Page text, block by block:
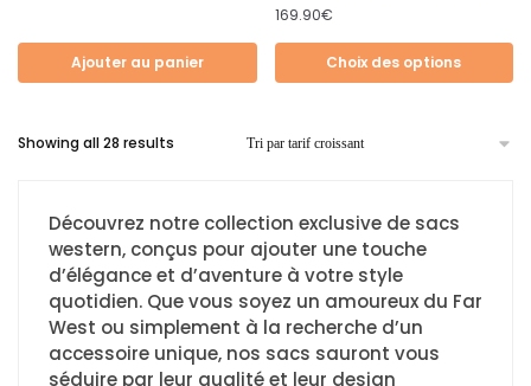
Ajouter au panier
169.90€
Choix des options
Showing all 28 results
Découvrez notre collection exclusive de sacs
western, conçus pour ajouter une touche
d’élégance et d’aventure à votre style
quotidien. Que vous soyez un amoureux du Far
West ou simplement à la recherche d’un
accessoire unique, nos sacs sauront vous
séduire par leur qualité et leur design